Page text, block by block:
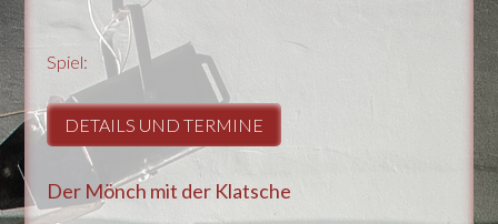
Spiel:
DETAILS UND TERMINE
Der Mönch mit der Klatsche